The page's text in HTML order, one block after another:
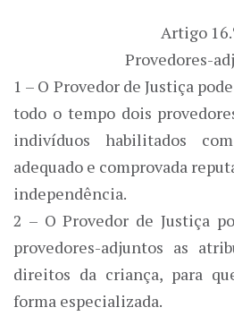
Artigo
Provedores-
1 – O Provedor de Justiça
todo o tempo dois
indivíduos habilitados
adequado e comprovada
independência.
2 – O Provedor de Justiça
provedores-adjuntos as
direitos da criança, para
forma especializada.